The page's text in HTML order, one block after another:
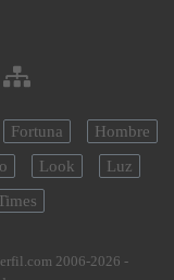
Fortuna
Hombre
Look
Luz
2006-2026 -